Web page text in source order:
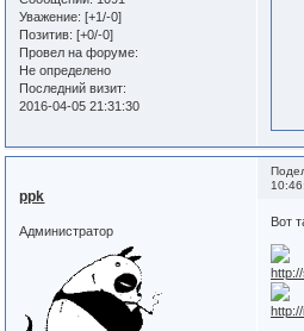
Уважение: [+1/-0]
Позитив: [+0/-0]
Провел на форуме:
Не определено
Последний визит:
2016-04-05 21:31:30
ppk
Администратор
Вот